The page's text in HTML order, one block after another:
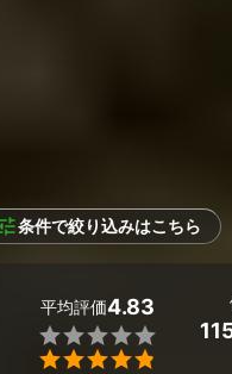
条件で絞り込みはこちら
平均評価4.83

